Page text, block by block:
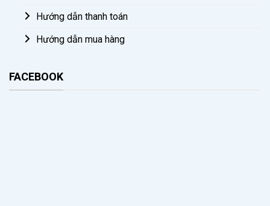
Hướng dẫn thanh toán
Hướng dẫn mua hàng
FACEBOOK